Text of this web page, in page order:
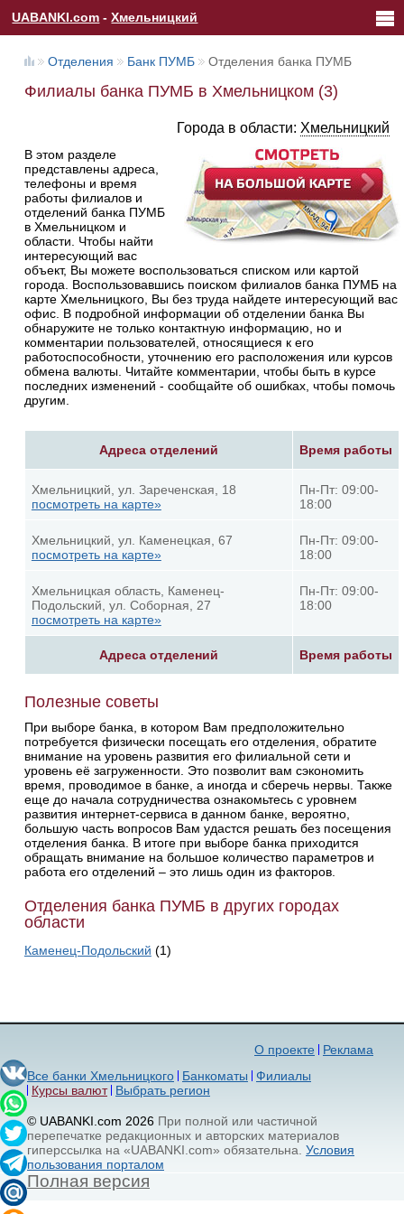
UABANKI.com -Хмельницкий
Отделения Банк ПУМБ Отделения банка ПУМБ
Филиалы банка ПУМБ в Хмельницком (3)
Города в области: Хмельницкий
В этом разделе
представлены адреса,
телефоны и время
работы филиалов и
отделений банка ПУМБ
в Хмельницком и
области. Чтобы найти
интересующий вас
объект, Вы можете воспользоваться списком или картой
города. Воспользовавшись поиском филиалов банка ПУМБ на
карте Хмельницкого, Вы без труда найдете интересующий вас
офис. В подробной информации об отделении банка Вы
обнаружите не только контактную информацию, но и
комментарии пользователей, относящиеся к его
работоспособности, уточнению его расположения или курсов
обмена валюты. Читайте комментарии, чтобы быть в курсе
последних изменений - сообщайте об ошибках, чтобы помочь
другим.
Адреса отделений Время работы
Адреса отделений Время работы
Хмельницкий, ул. Зареченская, 18
посмотреть на карте»
Пн-Пт: 09:00-
18:00
Хмельницкий, ул. Каменецкая, 67
посмотреть на карте»
Пн-Пт: 09:00-
18:00
Хмельницкая область, Каменец-
Подольский, ул. Соборная, 27
посмотреть на карте»
Пн-Пт: 09:00-
18:00
Полезные советы
При выборе банка, в котором Вам предположительно
потребуется физически посещать его отделения, обратите
внимание на уровень развития его филиальной сети и
уровень её загруженности. Это позволит вам сэкономить
время, проводимое в банке, а иногда и сберечь нервы. Также
еще до начала сотрудничества ознакомьтесь с уровнем
развития интернет-сервиса в данном банке, вероятно,
большую часть вопросов Вам удастся решать без посещения
отделения банка. В итоге при выборе банка приходится
обращать внимание на большое количество параметров и
работа его отделений – это лишь один из факторов.
Отделения банка ПУМБ в других городах
области
Каменец-Подольский (1)
Реклама
О проекте
Все банки Хмельницкого
Банкоматы
Филиалы
Курсы валют
Выбрать регион
© UABANKI.com 2026 При полной или частичной
перепечатке редакционных и авторских материалов
гиперссылка на «UABANKI.com» обязательна. Условия
пользования порталом
Полная версия